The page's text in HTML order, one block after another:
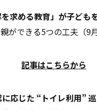
求める教育」が子ども
親ができる5つの工夫（9月
記事はこちらから
応じた “トイレ利用”